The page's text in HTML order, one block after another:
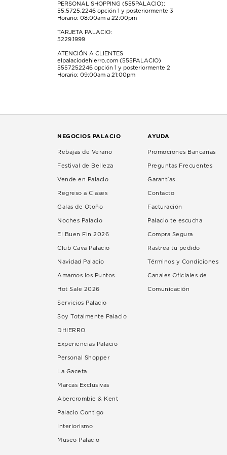
PERSONAL SHOPPING (555PALACIO):
55.5725.2246 opción 1 y posteriormente 3
Horario: 08:00am a 22:00pm
TARJETA PALACIO:
5229.1999
ATENCIÓN A CLIENTES
elpalaciodehierro.com (555PALACIO)
5557252246 opción 1 y posteriormente 2
Horario: 09:00am a 21:00pm
NEGOCIOS PALACIO
Rebajas de Verano
Festival de Belleza
Vende en Palacio
Regreso a Clases
Galas de Otoño
Noches Palacio
El Buen Fin 2026
Club Cava Palacio
Navidad Palacio
Amamos los Puntos
Hot Sale 2026
Servicios Palacio
Soy Totalmente Palacio
DHIERRO
Experiencias Palacio
Personal Shopper
La Gaceta
Marcas Exclusivas
Abercrombie & Kent
Palacio Contigo
Interiorismo
Museo Palacio
AYUDA
Promociones Bancarias
Preguntas Frecuentes
Garantías
Contacto
Facturación
Palacio te escucha
Compra Segura
Rastrea tu pedido
Términos y Condiciones
Canales Oficiales de
Comunicación